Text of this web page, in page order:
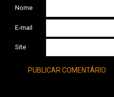
Nome
E-mail
Site